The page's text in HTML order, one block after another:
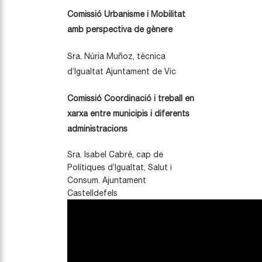
Comissió Urbanisme i Mobilitat
amb perspectiva de gènere
Sra. Núria Muñoz, tècnica
d’Igualtat Ajuntament de Vic
Comissió Coordinació i treball en
xarxa entre municipis i diferents
administracions
Sra. Isabel Cabré, cap de
Polítiques d’Igualtat, Salut i
Consum. Ajuntament
Castelldefels